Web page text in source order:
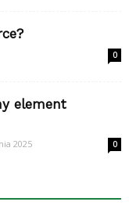
0
element
2025 0